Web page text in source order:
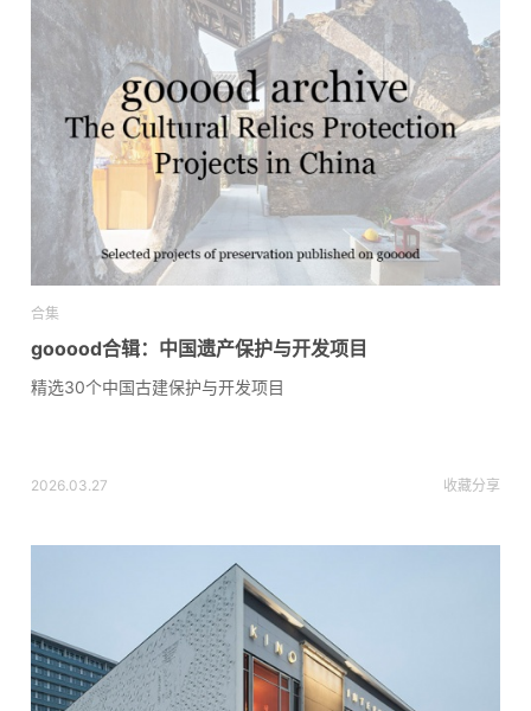
合集
gooood合辑：中国遗产保护与开发项目
精选30个中国古建保护与开发项目
2026.03.27 收藏分享